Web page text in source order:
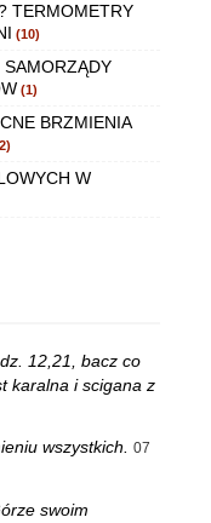
TERMOMETRY
(10)
SAMORZĄDY
(1)
BRZMIENIA
W
12,21, bacz co
karalna i scigana z
wszystkich. 07
swoim